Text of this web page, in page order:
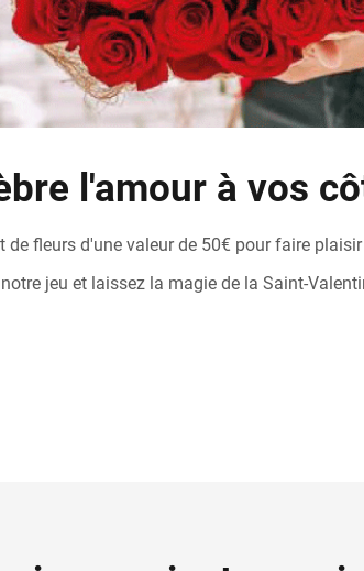
l'amour à vos
de fleurs d'une valeur de 50€ pour faire
jeu et laissez la magie de la Saint-